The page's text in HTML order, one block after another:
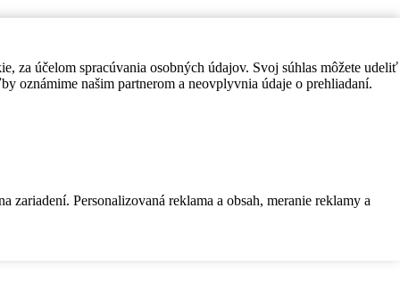
za účelom spracúvania osobných údajov. Svoj súhlas môžete udeliť
oznámime našim partnerom a neovplyvnia údaje o prehliadaní.
Personalizovaná reklama a obsah, meranie reklamy a